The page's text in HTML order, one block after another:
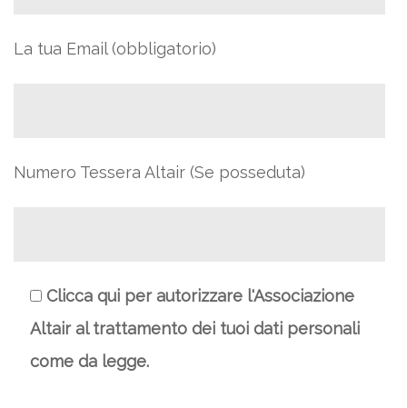
La tua Email (obbligatorio)
Numero Tessera Altair (Se posseduta)
Clicca qui per autorizzare l'Associazione
Altair al trattamento dei tuoi dati personali
come da legge.